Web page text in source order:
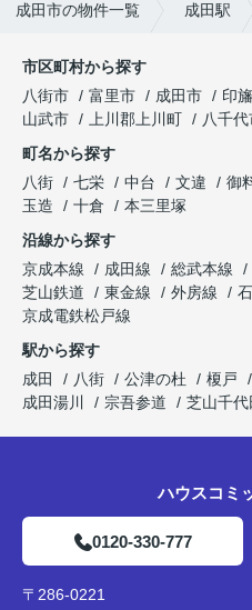
成田市の物件一覧 成田駅
市区町村から探す
八街市
富里市 成田市 印
山武市
上川郡上川町 八千
町名から探す
八街
七栄 中台 文違 御
玉造
十倉
本三里塚
沿線から探す
京成本線
成田線 総武本線
芝山鉄道
東金線 外房線
京成電鉄松戸線
駅から探す
成田
八街 公津の杜 榎戸
成田湯川
宗吾参道 芝山千代
ハウスコミ
0120-330-777
〒286-0221